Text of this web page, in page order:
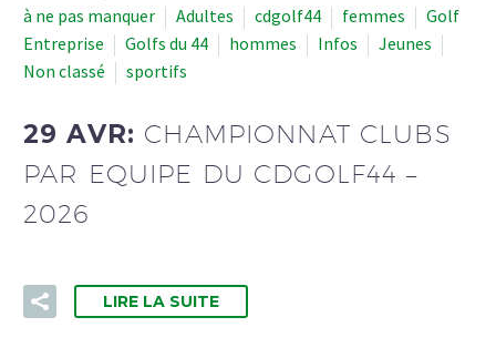
à ne pas manquer
Adultes cdgolf44 femmes
Golf
Entreprise
Golfs du 44 hommes Infos
Jeunes
Non classé
sportifs
29 AVR: CHAMPIONNAT CLUBS
PAR EQUIPE DU CDGOLF44 –
2026
LIRE LA SUITE